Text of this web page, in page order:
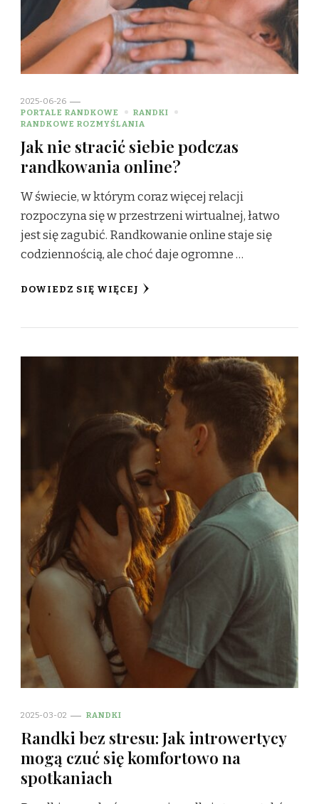
2025-06-26
PORTALE RANDKOWE
RANDKI
RANDKOWE ROZMYŚLANIA
Jak nie stracić siebie podczas
randkowania online?
W świecie, w którym coraz więcej relacji
rozpoczyna się w przestrzeni wirtualnej, łatwo
jest się zagubić. Randkowanie online staje się
codziennością, ale choć daje ogromne …
DOWIEDZ SIĘ WIĘCEJ
2025-03-02 RANDKI
Randki bez stresu: Jak introwertycy
mogą czuć się komfortowo na
spotkaniach